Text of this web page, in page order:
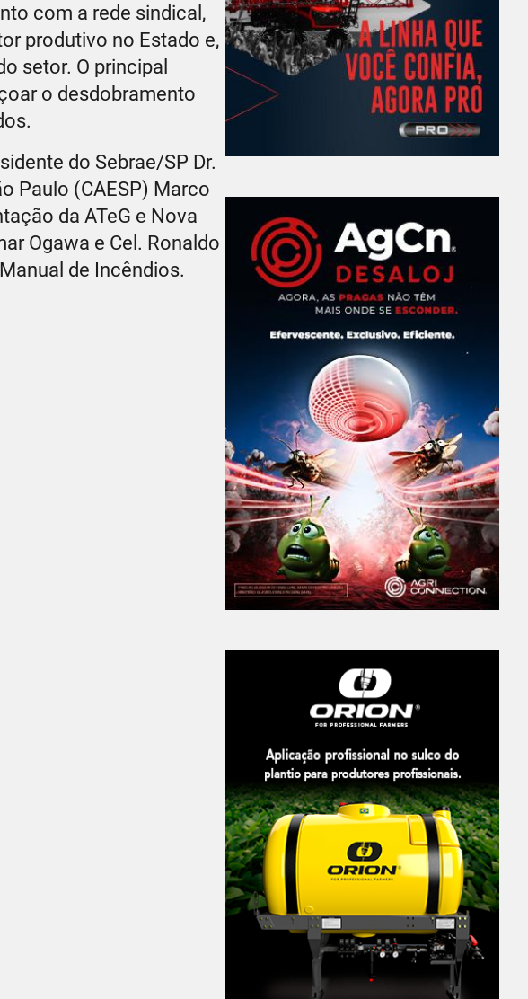
com a rede sindical,
produtivo no Estado e,
setor. O principal
o desdobramento
do Sebrae/SP Dr.
Paulo (CAESP) Marco
da ATeG e Nova
Ogawa e Cel. Ronaldo
de Incêndios.